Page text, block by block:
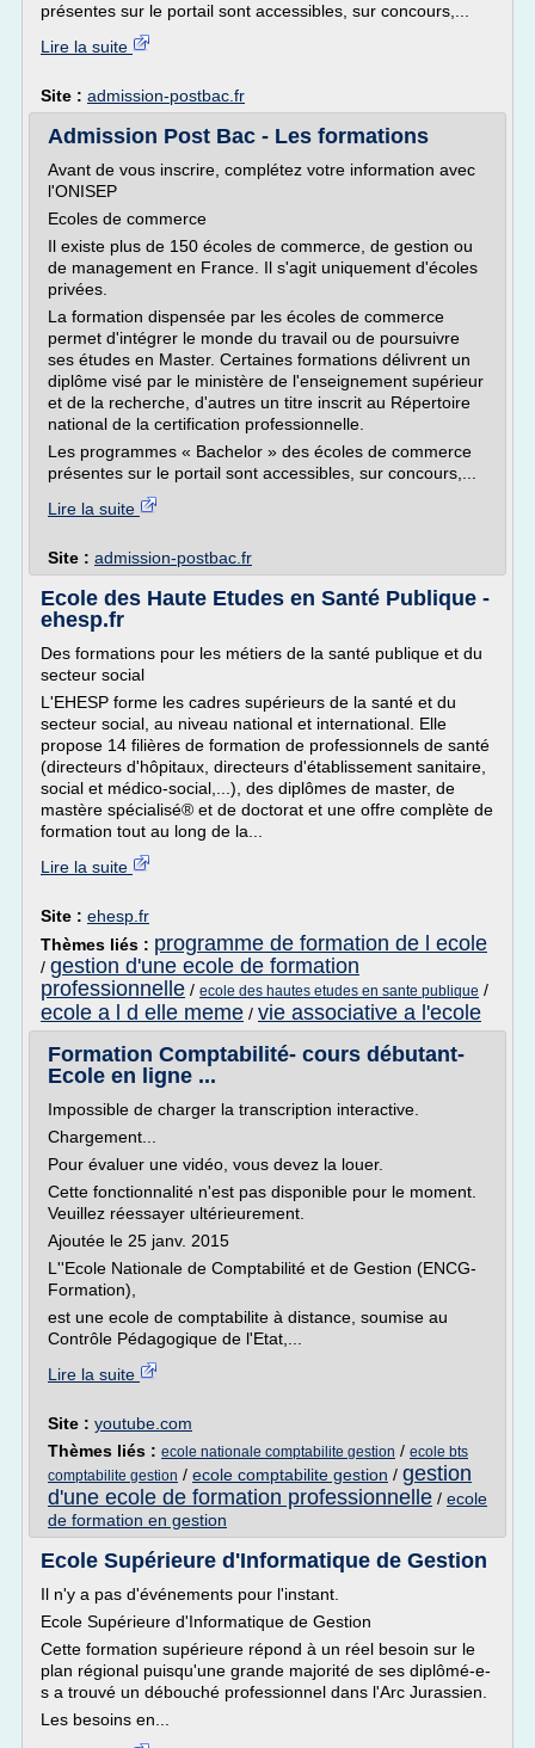
présentes sur le portail sont accessibles, sur concours,...
Lire la suite
Site : admission-postbac.fr
Admission Post Bac - Les formations
Avant de vous inscrire, complétez votre information avec
l'ONISEP
Ecoles de commerce
Il existe plus de 150 écoles de commerce, de gestion ou
de management en France. Il s'agit uniquement d'écoles
privées.
La formation dispensée par les écoles de commerce
permet d'intégrer le monde du travail ou de poursuivre
ses études en Master. Certaines formations délivrent un
diplôme visé par le ministère de l'enseignement supérieur
et de la recherche, d'autres un titre inscrit au Répertoire
national de la certification professionnelle.
Les programmes « Bachelor » des écoles de commerce
présentes sur le portail sont accessibles, sur concours,...
Lire la suite
Site : admission-postbac.fr
Ecole des Haute Etudes en Santé Publique -
ehesp.fr
Des formations pour les métiers de la santé publique et du
secteur social
L'EHESP forme les cadres supérieurs de la santé et du
secteur social, au niveau national et international. Elle
propose 14 filières de formation de professionnels de santé
(directeurs d'hôpitaux, directeurs d'établissement sanitaire,
social et médico-social,...), des diplômes de master, de
mastère spécialisé® et de doctorat et une offre complète de
formation tout au long de la...
Lire la suite
Site : ehesp.fr
Thèmes liés : programme de formation de l ecole
/ gestion d'une ecole de formation
professionnelle / ecole des hautes etudes en sante publique /
ecole a l d elle meme / vie associative a l'ecole
Formation Comptabilité- cours débutant-
Ecole en ligne ...
Impossible de charger la transcription interactive.
Chargement...
Pour évaluer une vidéo, vous devez la louer.
Cette fonctionnalité n'est pas disponible pour le moment.
Veuillez réessayer ultérieurement.
Ajoutée le 25 janv. 2015
L''Ecole Nationale de Comptabilité et de Gestion (ENCG-
Formation),
est une ecole de comptabilite à distance, soumise au
Contrôle Pédagogique de l'Etat,...
Lire la suite
Site : youtube.com
Thèmes liés : ecole nationale comptabilite gestion / ecole bts
comptabilite gestion / ecole comptabilite gestion / gestion
d'une ecole de formation professionnelle / ecole
de formation en gestion
Ecole Supérieure d'Informatique de Gestion
Il n'y a pas d'événements pour l'instant.
Ecole Supérieure d'Informatique de Gestion
Cette formation supérieure répond à un réel besoin sur le
plan régional puisqu'une grande majorité de ses diplômé-e-
s a trouvé un débouché professionnel dans l'Arc Jurassien.
Les besoins en...